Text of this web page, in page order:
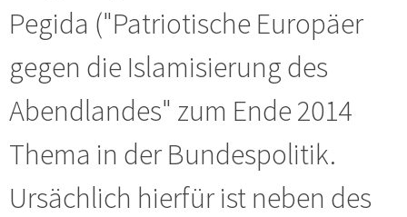
Pegida ("Patriotische Europäer
gegen die Islamisierung des
Abendlandes" zum Ende 2014
Thema in der Bundespolitik.
Ursächlich hierfür ist neben des